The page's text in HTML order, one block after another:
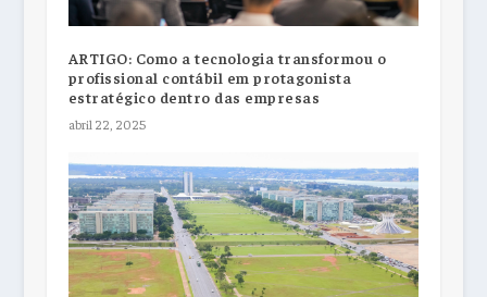
ARTIGO: Como a tecnologia transformou o
profissional contábil em protagonista
estratégico dentro das empresas
abril 22, 2025